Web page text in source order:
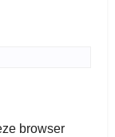
browser